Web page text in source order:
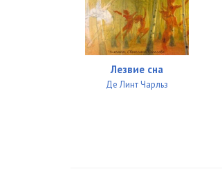
Лезвие сна
Де Линт Чарльз